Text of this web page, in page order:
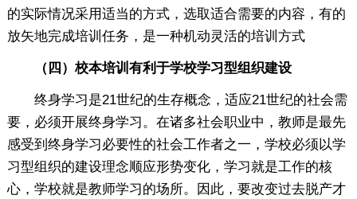
的实际情况采用适当的方式，选取适合需要的内容，有的
放矢地完成培训任务，是一种机动灵活的培训方式
（四）校本培训有利于学校学习型组织建设
终身学习是21世纪的生存概念，适应21世纪的社会需
要，必须开展终身学习。在诸多社会职业中，教师是最先
感受到终身学习必要性的社会工作者之一，学校必须以学
习型组织的建设理念顺应形势变化，学习就是工作的核
心，学校就是教师学习的场所。因此，要改变过去脱产才